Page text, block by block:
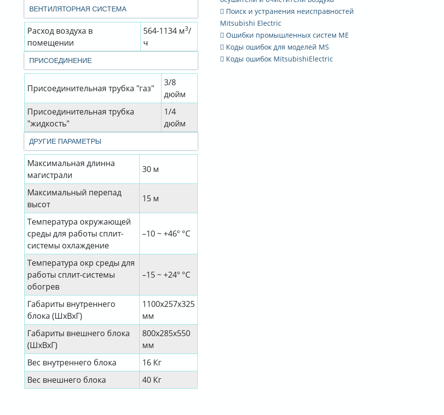
ВЕНТИЛЯТОРНАЯ СИСТЕМА
Расход воздуха в
помещении
564-1134 м3/
ч
ПРИСОЕДИНЕНИЕ
Присоединительная трубка "газ"
3/8
дюйм
Присоединительная трубка
"жидкость"
1/4
дюйм
ДРУГИЕ ПАРАМЕТРЫ
Максимальная длинна
магистрали
30 м
Максимальный перепад
высот
15 м
Температура окружающей
среды для работы сплит-
системы охлаждение
–10 ~ +46º °C
Температура окр среды для
работы сплит-системы
обогрев
–15 ~ +24º °C
Габариты внутреннего
блока (ШхВхГ)
1100x257x325
мм
Габариты внешнего блока
(ШхВхГ)
800x285x550
мм
Вес внутреннего блока
16 Кг
Вес внешнего блока
40 Кг
Поиск и устранения неисправностей
Mitsubishi Electric
Ошибки промышленных систем ME
Коды ошибок для моделей MS
Коды ошибок MitsubishiElectric